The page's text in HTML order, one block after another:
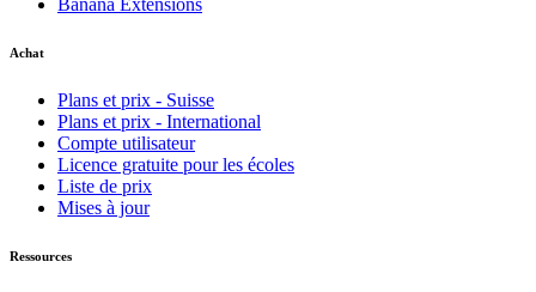
Banana Extensions
Achat
Plans et prix - Suisse
Plans et prix - International
Compte utilisateur
Licence gratuite pour les écoles
Liste de prix
Mises à jour
Ressources